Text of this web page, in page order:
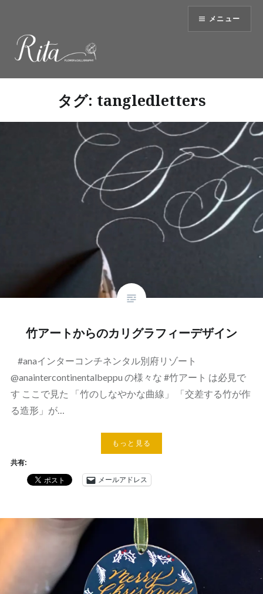
へ
ッ
メニュー
タグ: tangledletters
竹アートからのカリグラフィーデザイン
#anaインターコンチネンタル別府リゾート
@anaintercontinentalbeppu の様々な #竹アート は必見で
す ここで見た 「竹のしなやかな曲線」 「交差する竹が作
る造形」が…
もっと見る
共有:
メールアドレス